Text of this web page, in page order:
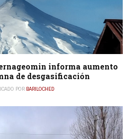
informa aumento
de desgasificación
POR BARILOCHED